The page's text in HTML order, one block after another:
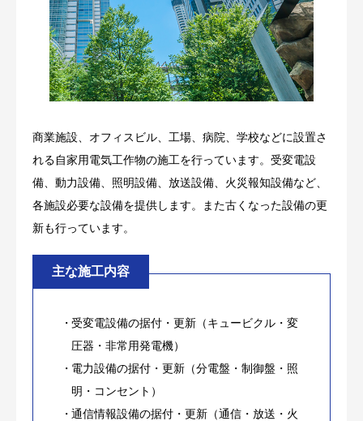
商業施設、オフィスビル、工場、病院、学校などに設置さ
れる自家用電気工作物の施工を行っています。受変電設
備、動力設備、照明設備、放送設備、火災報知設備など、
各施設必要な設備を提供します。また古くなった設備の更
新も行っています。
主な施工内容
受変電設備の据付・更新（キュービクル・変
圧器・非常用発電機）
電力設備の据付・更新（分電盤・制御盤・照
明・コンセント）
通信情報設備の据付・更新（通信・放送・火